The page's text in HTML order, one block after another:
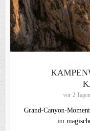
vor 2 Tagen
Grand-Canyon-
im